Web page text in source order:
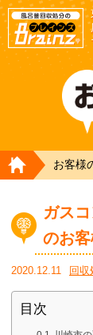
HOME
お客様
ガス
のお
2020.12.11 回収
目次